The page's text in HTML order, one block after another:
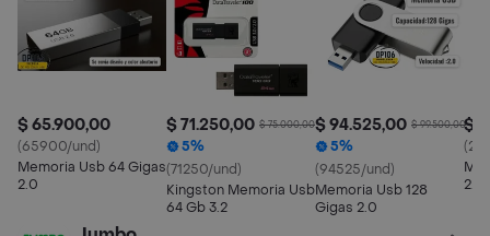
$ 65.900,00
(65900/und)
Memoria Usb 64 Gigas
2.0
$ 71.250,00 $ 75.000,00
5%
(71250/und)
Kingston Memoria Usb
64 Gb 3.2
$ 94.525,00 $ 99.500,00
5%
(94525/und)
Memoria Usb 128
Gigas 2.0
$
2.0